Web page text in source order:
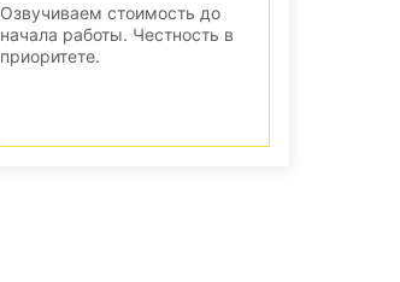
Озвучиваем стоимость до
начала работы. Честность в
приоритете.